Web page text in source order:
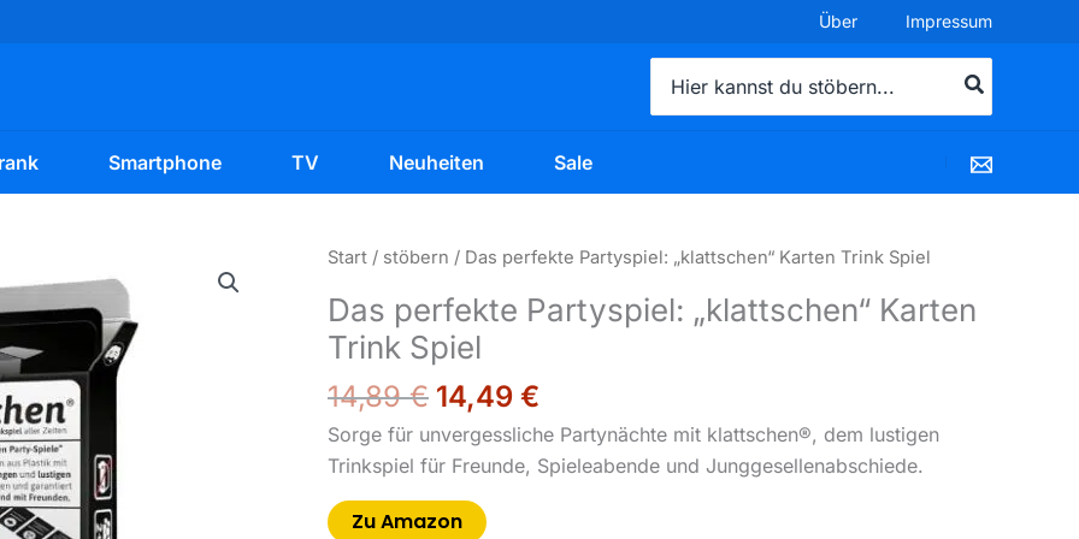
Über Impressum
for:
Smartphone TV Neuheiten Sale
Start / stöbern / Das perfekte Partyspiel: „klattschen“ Karten Trink Spiel
Das perfekte Partyspiel: „klattschen“ Karten
Trink Spiel
14,89€
Ursprünglicher
war:
14,89 €
14,49 €
Aktueller
ist:
Sorge für unvergessliche Partynächte mit klattschen®, dem lustigen
Trinkspiel für Freunde, Spieleabende und Junggesellenabschiede.
Zu Amazon